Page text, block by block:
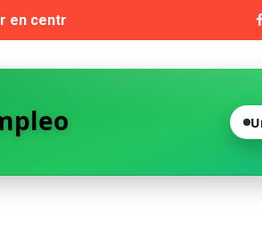
en centros penitenciarios
en centros sanitarios de la
privada
Privada)
declarado nulo